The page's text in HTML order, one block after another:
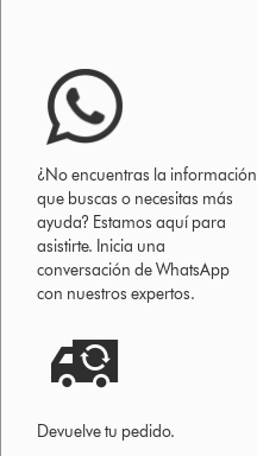
¿No encuentras la información
que buscas o necesitas más
ayuda? Estamos aquí para
asistirte. Inicia una
conversación de WhatsApp
con nuestros expertos.
Devuelve tu pedido.